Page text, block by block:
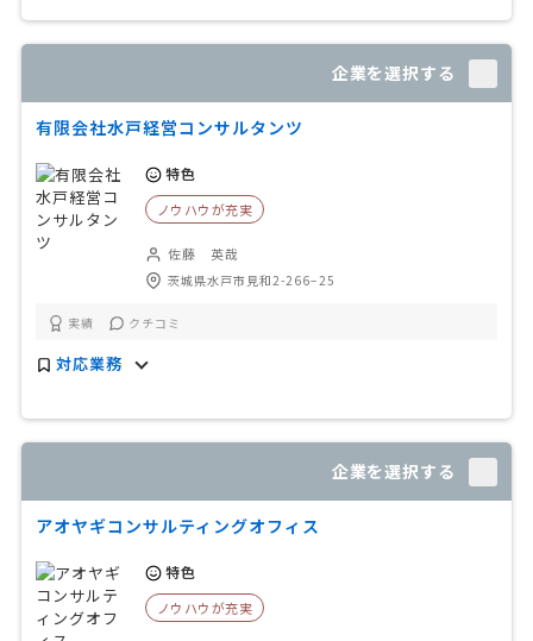
企業を選択する
有限会社水戸経営コンサルタンツ
特色
ノウハウが充実
佐藤 英哉
茨城県水戸市見和2-266−25
実績 クチコミ
対応業務
企業を選択する
アオヤギコンサルティングオフィス
特色
ノウハウが充実